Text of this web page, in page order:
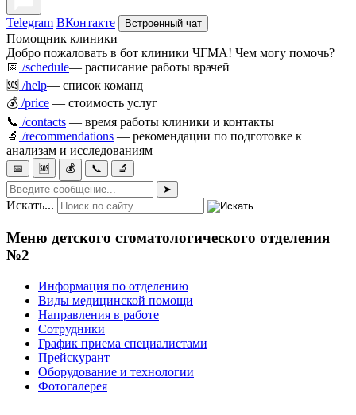
Telegram ВКонтакте Встроенный чат
Помощник клиники
Добро пожаловать в бот клиники ЧГМА! Чем могу помочь?
📅 /schedule— расписание работы врачей
🆘 /help— список команд
💰 /price — стоимость услуг
📞 /contacts — время работы клиники и контакты
🔬 /recommendations — рекомендации по подготовке к
анализам и исследованиям
📅 🆘 💰 📞
🔬
➤
Искать...
Меню детского стоматологического отделения
№2
Информация по отделению
Виды медицинской помощи
Направления в работе
Сотрудники
График приема специалистами
Прейскурант
Оборудование и технологии
Фотогалерея